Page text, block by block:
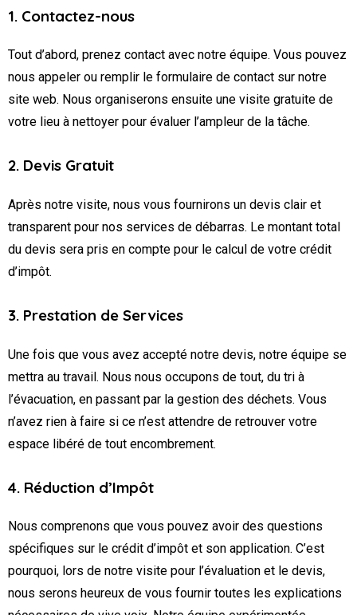
1. Contactez-nous
Tout d’abord, prenez contact avec notre équipe. Vous pouvez
nous appeler ou remplir le formulaire de contact sur notre
site web. Nous organiserons ensuite une visite gratuite de
votre lieu à nettoyer pour évaluer l’ampleur de la tâche.
2. Devis Gratuit
Après notre visite, nous vous fournirons un devis clair et
transparent pour nos services de débarras. Le montant total
du devis sera pris en compte pour le calcul de votre crédit
d’impôt.
3. Prestation de Services
Une fois que vous avez accepté notre devis, notre équipe se
mettra au travail. Nous nous occupons de tout, du tri à
l’évacuation, en passant par la gestion des déchets. Vous
n’avez rien à faire si ce n’est attendre de retrouver votre
espace libéré de tout encombrement.
4. Réduction d’Impôt
Nous comprenons que vous pouvez avoir des questions
spécifiques sur le crédit d’impôt et son application. C’est
pourquoi, lors de notre visite pour l’évaluation et le devis,
nous serons heureux de vous fournir toutes les explications